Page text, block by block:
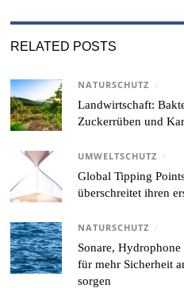
RELATED POSTS
NATURSCHUTZ /
Landwirtschaft:
Zuckerrüben und
UMWELTSCHUTZ /
Global Tipping
überschreitet ihren
NATURSCHUTZ /
Sonare,
für mehr Sicherheit
sorgen